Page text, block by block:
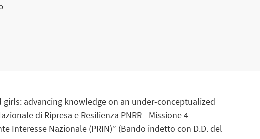
advancing knowledge on an under-conceptualized
di Ripresa e Resilienza PNRR - Missione 4 –
Interesse Nazionale (PRIN)” (Bando indetto con D.D. del